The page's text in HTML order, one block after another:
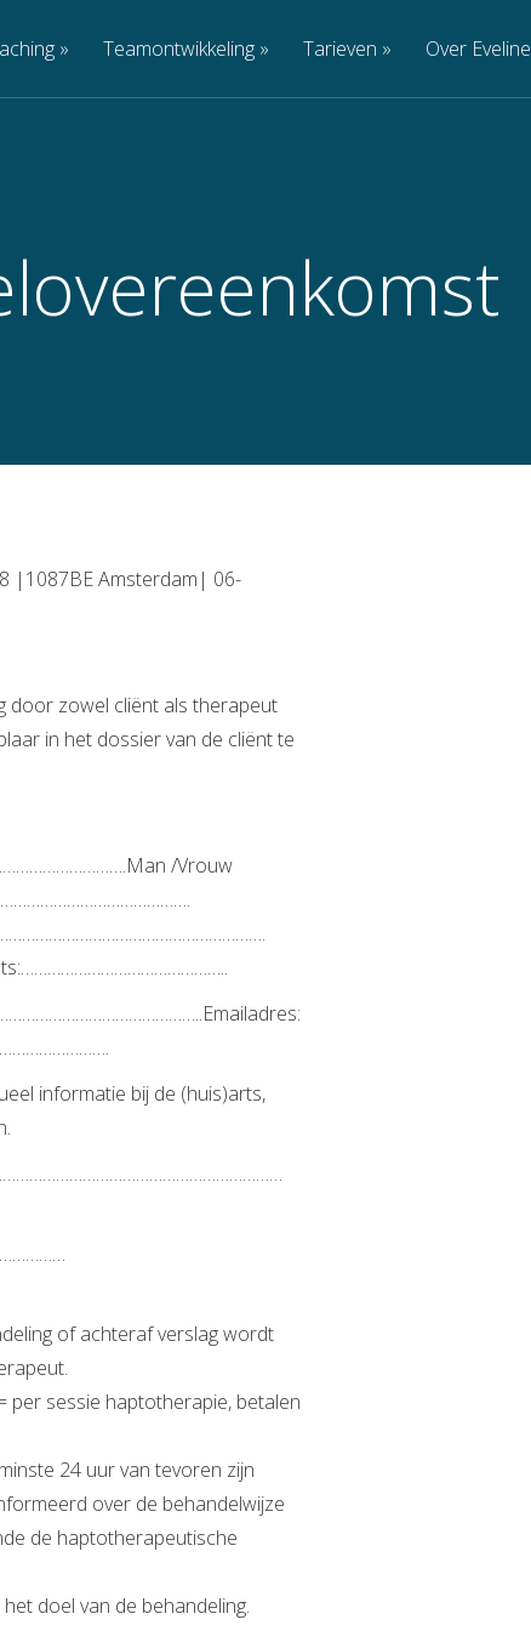
» Teamontwikkeling » Tarieven » Over Eveline
|1087BE Amsterdam| 06-
door zowel cliënt als therapeut
in het dossier van de cliënt te
/Vrouw
informatie bij de (huis)arts,
of achteraf verslag wordt
per sessie haptotherapie, betalen
24 uur van tevoren zijn
over de behandelwijze
de haptotherapeutische
doel van de behandeling.